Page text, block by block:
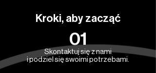
Kroki, aby zacząć
01
Skontaktuj się z nami
i podziel się swoimi potrzebami.